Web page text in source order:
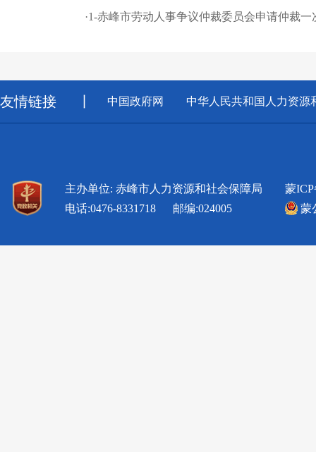
·1-赤峰市劳动人事争议仲裁委员会申请仲裁一
友情链接 中国政府网 中华人民共和国人力资源
主办单位: 赤峰市人力资源和社会保障局
电话:0476-8331718 邮编:024005
蒙ICP
蒙